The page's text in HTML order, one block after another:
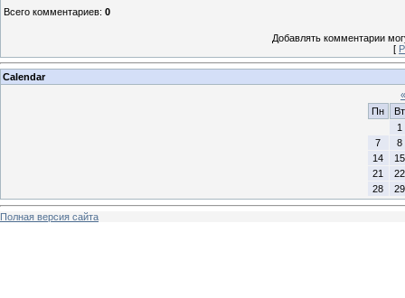
Всего комментариев: 0
Добавлять комментарии
[
Calendar
«
Пн
Вт
1
7
8
14
15
21
22
28
29
Полная версия сайта